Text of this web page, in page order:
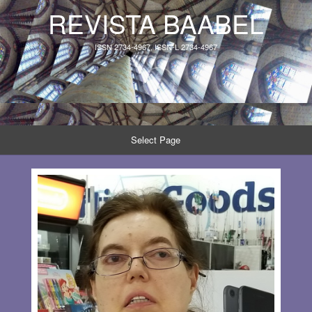
REVISTA BAABEL
ISSN 2734-4967, ISSN-L 2734-4967
Select Page